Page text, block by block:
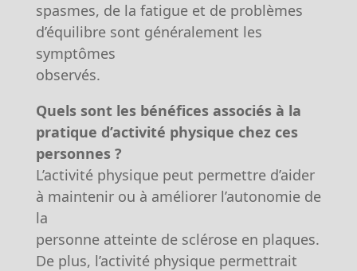
spasmes, de la fatigue et de problèmes
d’équilibre sont généralement les
symptômes
observés.
Quels sont les bénéfices associés à la
pratique d’activité physique chez ces
personnes ?
L’activité physique peut permettre d’aider
à maintenir ou à améliorer l’autonomie de
la
personne atteinte de sclérose en plaques.
De plus, l’activité physique permettrait